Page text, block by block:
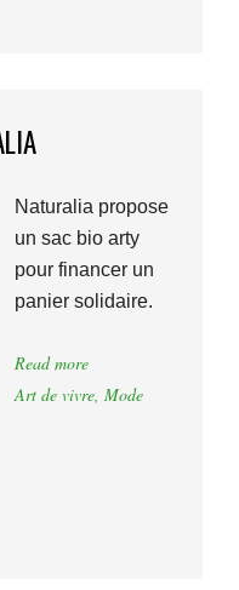
Naturalia propose
un sac bio arty
pour financer un
panier solidaire.
Read more
Art de vivre, Mode